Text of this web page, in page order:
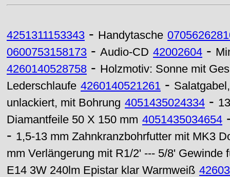
4251311153343 - Handytasche
0600753158173 - Audio-CD 42002604 -
4260140528758 - Holzmotiv: Sonne mit
Lederschlaufe 4260140521261 -
unlackiert, mit Bohrung 4051435024334 -
Diamantfeile 50 X 150 mm 4051435034654
- 1,5-13 mm Zahnkranzbohrfutter mit MK3
mm Verlängerung mit R1/2' --- 5/8' Gewinde
E14 3W 240lm Epistar klar Warmweiß